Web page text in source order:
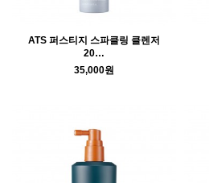
ATS 퍼스티지 스파클링 클렌저
20…
35,000원